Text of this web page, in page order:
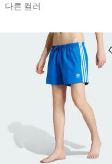
다른 컬러